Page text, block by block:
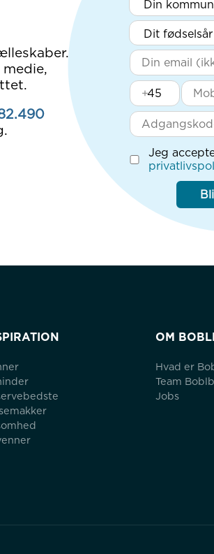
+
Jeg
OM
Hvad er
Team
Jobs